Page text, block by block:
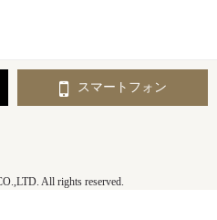
スマートフォン
All rights reserved.